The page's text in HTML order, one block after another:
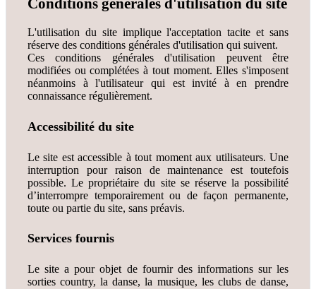
Conditions générales d'utilisation du site
L'utilisation du site implique l'acceptation tacite et sans
réserve des conditions générales d'utilisation qui suivent.
Ces conditions générales d'utilisation peuvent être
modifiées ou complétées à tout moment. Elles s'imposent
néanmoins à l'utilisateur qui est invité à en prendre
connaissance régulièrement.
Accessibilité du site
Le site est accessible à tout moment aux utilisateurs. Une
interruption pour raison de maintenance est toutefois
possible. Le propriétaire du site se réserve la possibilité
d’interrompre temporairement ou de façon permanente,
toute ou partie du site, sans préavis.
Services fournis
Le site a pour objet de fournir des informations sur les
sorties country, la danse, la musique, les clubs de danse,